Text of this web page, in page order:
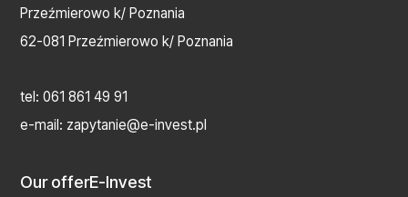
Przeźmierowo k/ Poznania
62-081 Przeźmierowo k/ Poznania
tel:061 861 49 91
e-mail: zapytanie@e-invest.pl
Our offerE-Invest